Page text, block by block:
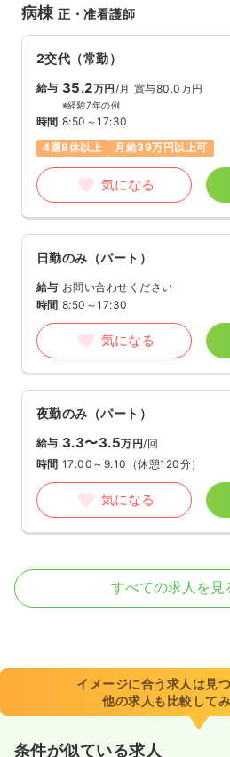
病棟正・准看護師
2交代（常勤）
給与 35.2万円/月 賞与80.0万円
※経験7年の例
時間 8:50～17:30
4週8休以上
月給39万円以上可
気になる
日勤のみ（パート）
給与 お問い合わせください
時間 8:50～17:30
気になる
夜勤のみ（パート）
給与 3.3〜3.5万円/回
時間 17:00～9:10 （休憩120分）
気になる
外来 正・准看護師
9:00～17:00
日祝休み
月給30万円以上可
気になる
すべての求人を見
イメージに合う求人は見
他の求人も比較して
条件が似ている求人